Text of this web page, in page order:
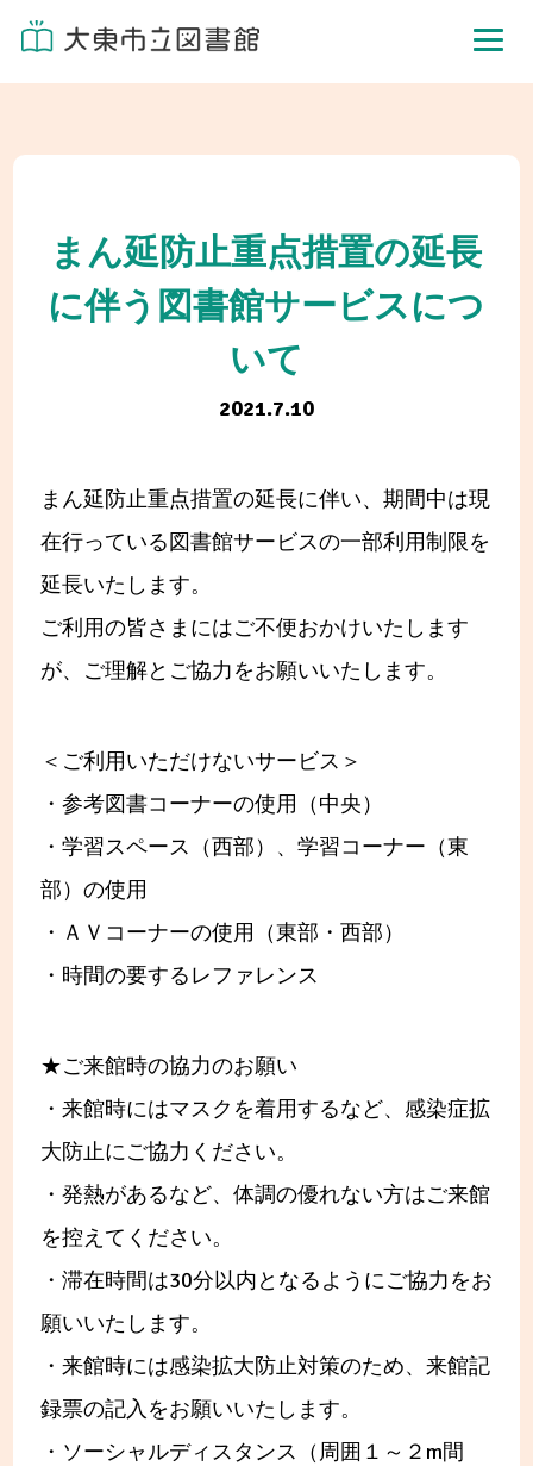
まん延防止重点措置の延長
に伴う図書館サービスにつ
いて
2021.7.10
まん延防止重点措置の延長に伴い、期間中は現
在行っている図書館サービスの一部利用制限を
延長いたします。
ご利用の皆さまにはご不便おかけいたします
が、ご理解とご協力をお願いいたします。
＜ご利用いただけないサービス＞
・参考図書コーナーの使用（中央）
・学習スペース（西部）、学習コーナー（東
部）の使用
・ＡＶコーナーの使用（東部・西部）
・時間の要するレファレンス
★ご来館時の協力のお願い
・来館時にはマスクを着用するなど、感染症拡
大防止にご協力ください。
・発熱があるなど、体調の優れない方はご来館
を控えてください。
・滞在時間は30分以内となるようにご協力をお
願いいたします。
・来館時には感染拡大防止対策のため、来館記
録票の記入をお願いいたします。
・ソーシャルディスタンス（周囲１～２m間